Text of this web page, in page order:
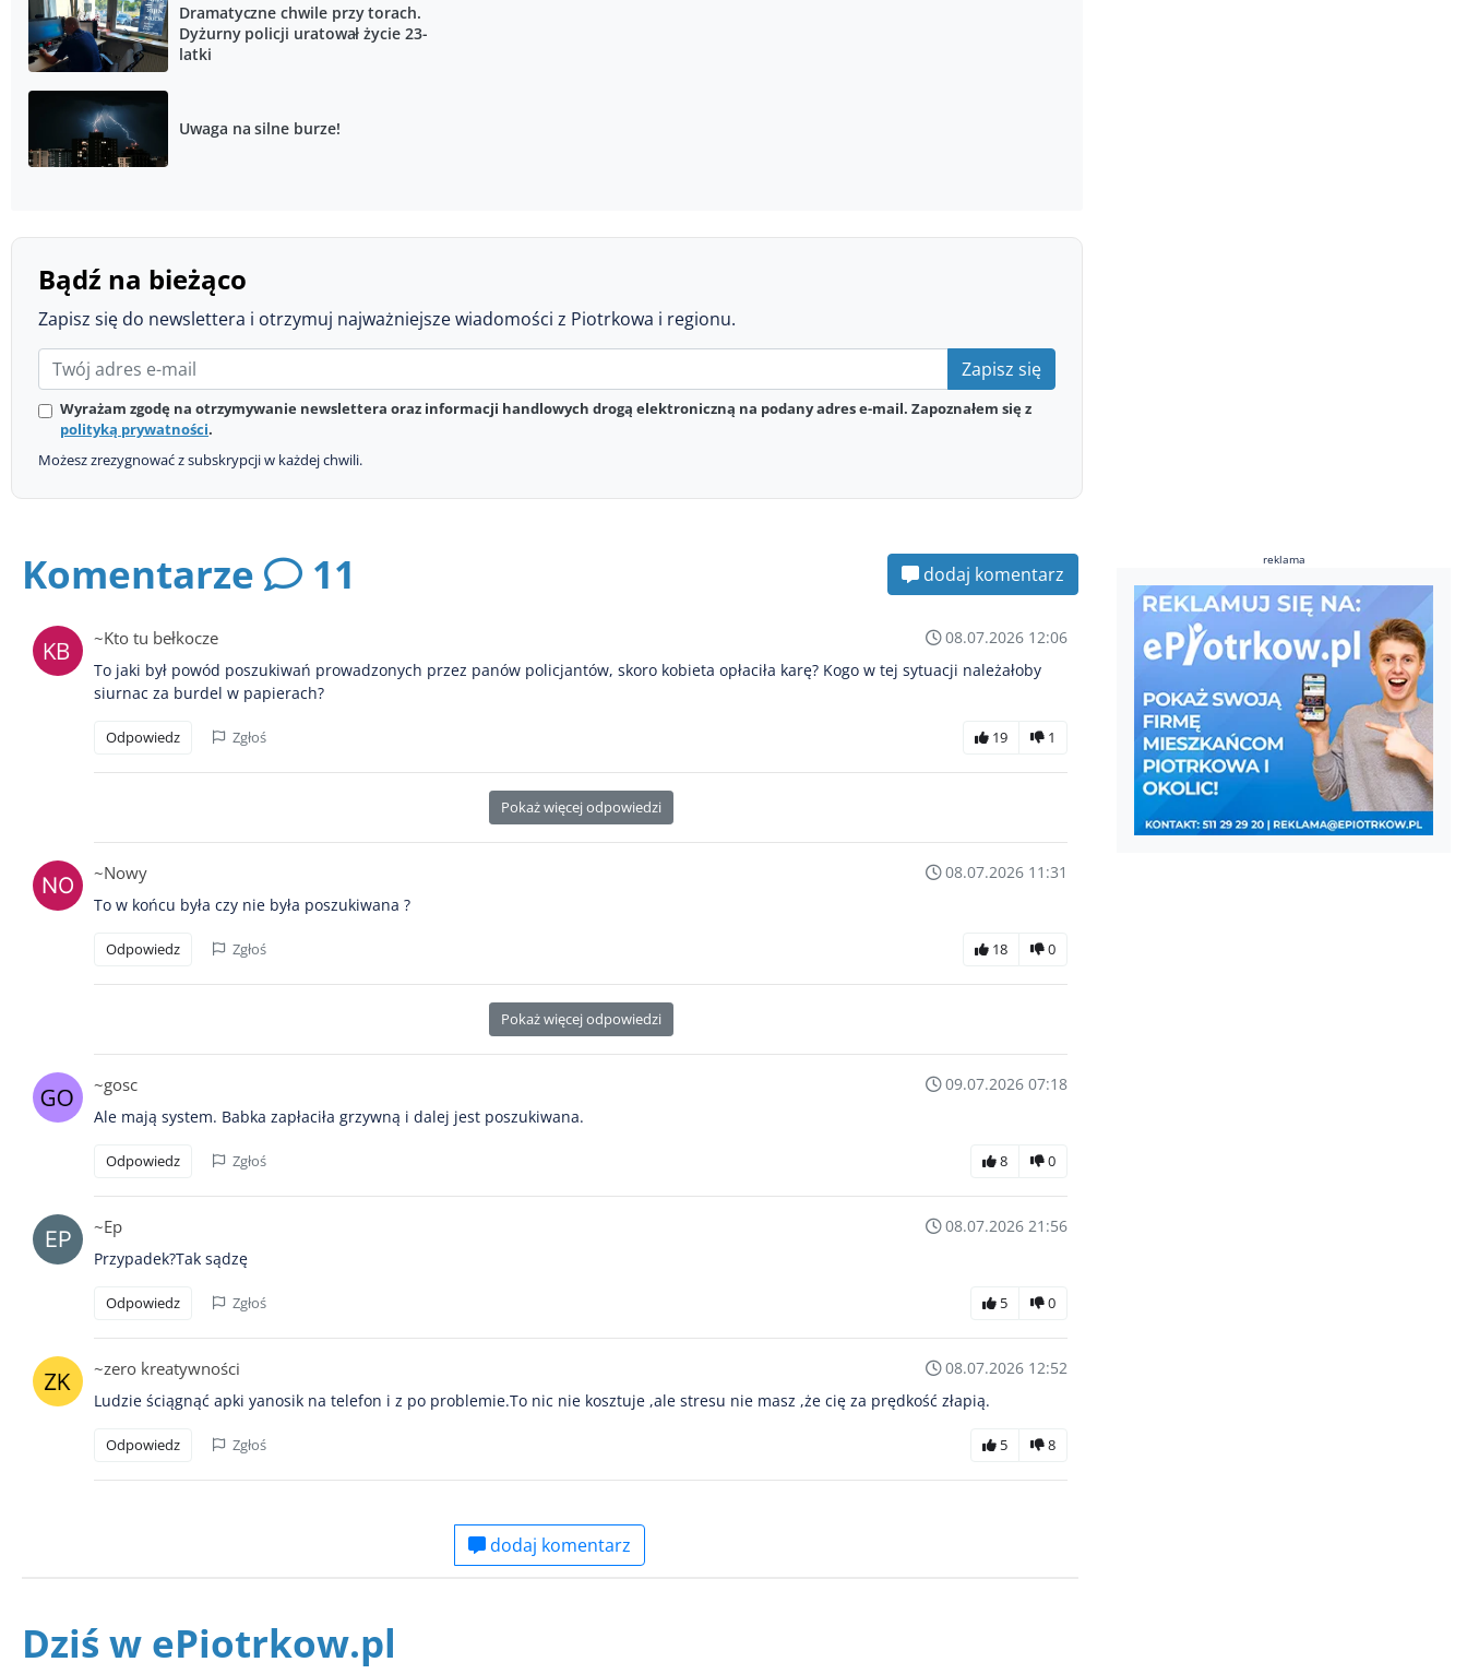
Dramatyczne chwile przy torach.
Dyżurny policji uratował życie 23-
latki
Uwaga na silne burze!
Bądź na bieżąco
Zapisz się do newslettera i otrzymuj najważniejsze wiadomości z Piotrkowa i regionu.
Zapisz się
Wyrażam zgodę na otrzymywanie newslettera oraz informacji handlowych drogą elektroniczną na podany adres e-mail. Zapoznałem się z
polityką prywatności.
Możesz zrezygnować z subskrypcji w każdej chwili.
Komentarze 11 dodaj komentarz
~Kto tu bełkocze
08.07.2026 12:06
To jaki był powód poszukiwań prowadzonych przez panów policjantów, skoro kobieta opłaciła karę? Kogo w tej sytuacji należałoby
siurnac za burdel w papierach?
Odpowiedz Zgłoś 19 1
Pokaż więcej odpowiedzi
~Nowy
08.07.2026 11:31
To w końcu była czy nie była poszukiwana ?
Odpowiedz Zgłoś 18 0
Pokaż więcej odpowiedzi
~gosc
09.07.2026 07:18
Ale mają system. Babka zapłaciła grzywną i dalej jest poszukiwana.
Odpowiedz Zgłoś 8 0
~Ep
08.07.2026 21:56
Przypadek?Tak sądzę
Odpowiedz Zgłoś 5 0
~zero kreatywności
08.07.2026 12:52
Ludzie ściągnąć apki yanosik na telefon i z po problemie.To nic nie kosztuje ,ale stresu nie masz ,że cię za prędkość złapią.
Odpowiedz Zgłoś 5 8
dodaj komentarz
reklama
Dziś w ePiotrkow.pl